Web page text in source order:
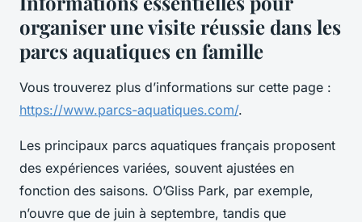
organiser une visite réussie dans les
parcs aquatiques en famille
Vous trouverez plus d’informations sur cette page :
https://www.parcs-aquatiques.com/.
Les principaux parcs aquatiques français proposent
des expériences variées, souvent ajustées en
fonction des saisons. O’Gliss Park, par exemple,
n’ouvre que de juin à septembre, tandis que